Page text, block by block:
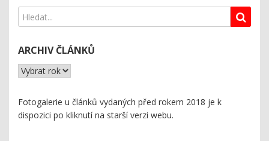
ARCHIV ČLÁNKŮ
Fotogalerie u článků vydaných před rokem 2018 je k
dispozici po kliknutí na starší verzi webu.